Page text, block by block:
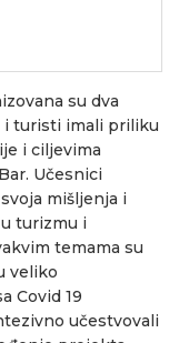
su dva
i turisti imali priliku
i ciljevima
Učesnici
mišljenja i
turizmu i
temama su
veliko
Covid 19
učestvovali